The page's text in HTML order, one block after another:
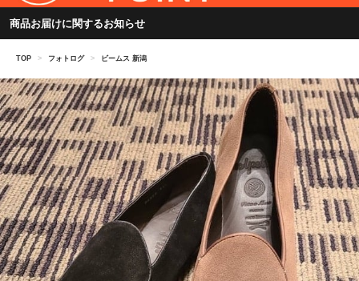
商品お届けに関するお知らせ
TOP > フォトログ > ビームス 新潟